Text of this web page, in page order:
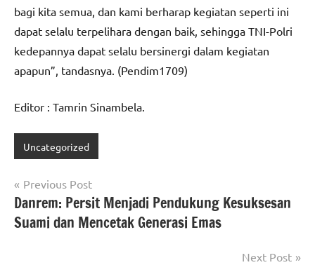
bagi kita semua, dan kami berharap kegiatan seperti ini
dapat selalu terpelihara dengan baik, sehingga TNI-Polri
kedepannya dapat selalu bersinergi dalam kegiatan
apapun”, tandasnya. (Pendim1709)
Editor : Tamrin Sinambela.
Uncategorized
Navigasi
pos
Previous Post
Danrem: Persit Menjadi Pendukung Kesuksesan
Suami dan Mencetak Generasi Emas
Next Post